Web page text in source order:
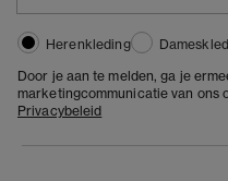
Herenkleding
Door je aan te melden, ga je
marketingcommunicatie van ons
Privacybeleid